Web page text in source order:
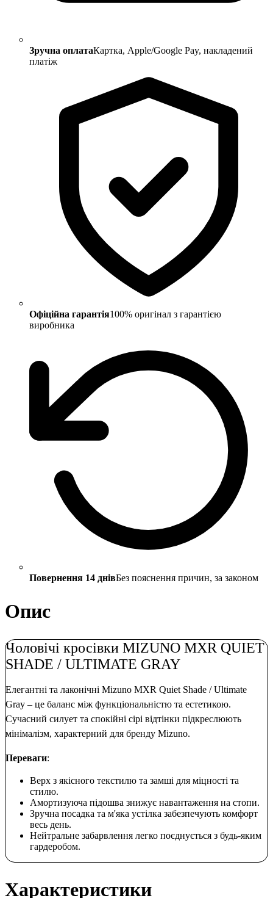
Зручна оплатаКартка, Apple/Google Pay, накладений
платіж
Офіційна гарантія100% оригінал з гарантією
виробника
Повернення 14 днівБез пояснення причин, за законом
Опис
Чоловічі кросівки MIZUNO MXR QUIET
SHADE / ULTIMATE GRAY
Елегантні та лаконічні Mizuno MXR Quiet Shade / Ultimate
Gray – це баланс між функціональністю та естетикою.
Сучасний силует та спокійні сірі відтінки підкреслюють
мінімалізм, характерний для бренду Mizuno.
Переваги:
Верх з якісного текстилю та замші для міцності та
стилю.
Амортизуюча підошва знижує навантаження на стопи.
Зручна посадка та м'яка устілка забезпечують комфорт
весь день.
Нейтральне забарвлення легко поєднується з будь-яким
гардеробом.
Характеристики